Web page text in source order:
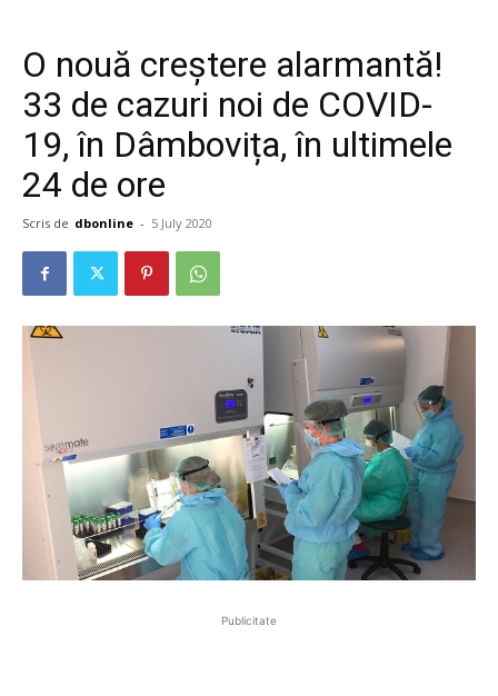
O nouă creștere alarmantă!
33 de cazuri noi de COVID-
19, în Dâmbovița, în ultimele
24 de ore
Scris de dbonline - 5 July 2020
Publicitate